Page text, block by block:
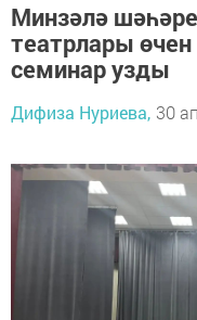
Минзәлә
театрлары
семинар узды
Дифиза Нуриева, 30